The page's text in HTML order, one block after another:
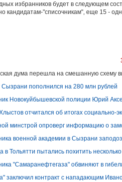
избранников будет в следующем
кандидатам-"списочникам", еще 15 -
дума перешла на смешанную схему
пополнился на 280 млн рублей
Новокуйбышевской полиции Юрий
отчитался об итогах социально-
минстрой опроверг информацию о
военной академии в Сызрани
в Тольятти пытались похитить
"Самаранефтегаза" обвиняют в
заключил контракт с нападающим